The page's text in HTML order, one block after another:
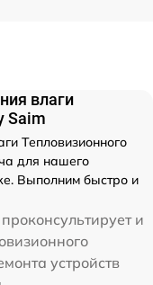
влаги
Saim
Тепловизионного
для нашего
Выполним быстро и
и
устройств